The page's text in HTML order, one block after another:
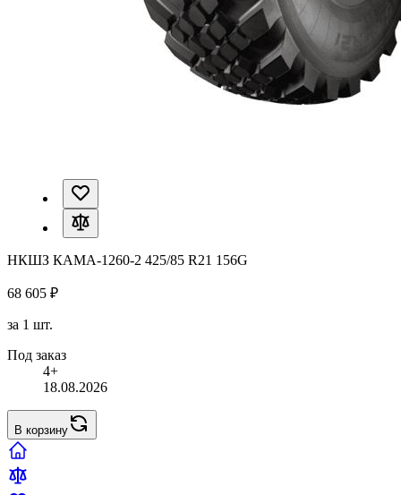
НКШЗ КАМА-1260-2 425/85 R21 156G
68 605 ₽
за 1 шт.
Под заказ
4+
18.08.2026
В корзину